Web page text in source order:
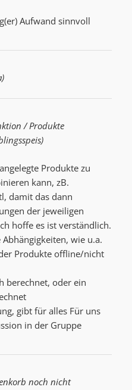
Aufwand sinnvoll
/ Produkte
Produkte zu
kann, zB.
damit das dann
der jeweiligen
hoffe es ist verständlich.
wie u.a.
Produkte offline/nicht
berechnet, oder ein
gibt für alles Für uns
in der Gruppe
noch nicht